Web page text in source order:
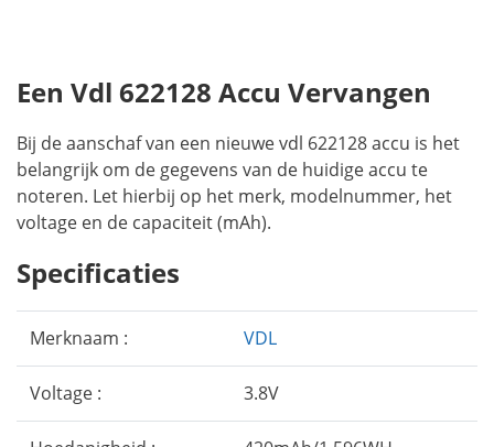
Een Vdl 622128 Accu Vervangen
Bij de aanschaf van een nieuwe vdl 622128 accu is het
belangrijk om de gegevens van de huidige accu te
noteren. Let hierbij op het merk, modelnummer, het
voltage en de capaciteit (mAh).
Specificaties
Merknaam : VDL
Voltage : 3.8V